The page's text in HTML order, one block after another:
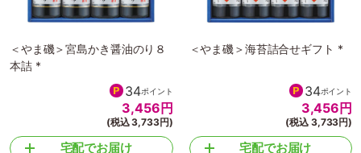
＜やま磯＞宮島かき醤油のり８
本詰 *
34ポイント
3,456 円
(税込 3,733円)
宅配でお届け
＜やま磯＞海苔詰合せギフト *
34ポイント
3,456 円
(税込 3,733円)
宅配でお届け